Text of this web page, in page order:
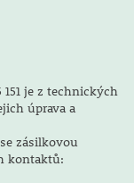
je z technických
úprava a
zásilkovou
kontaktů: